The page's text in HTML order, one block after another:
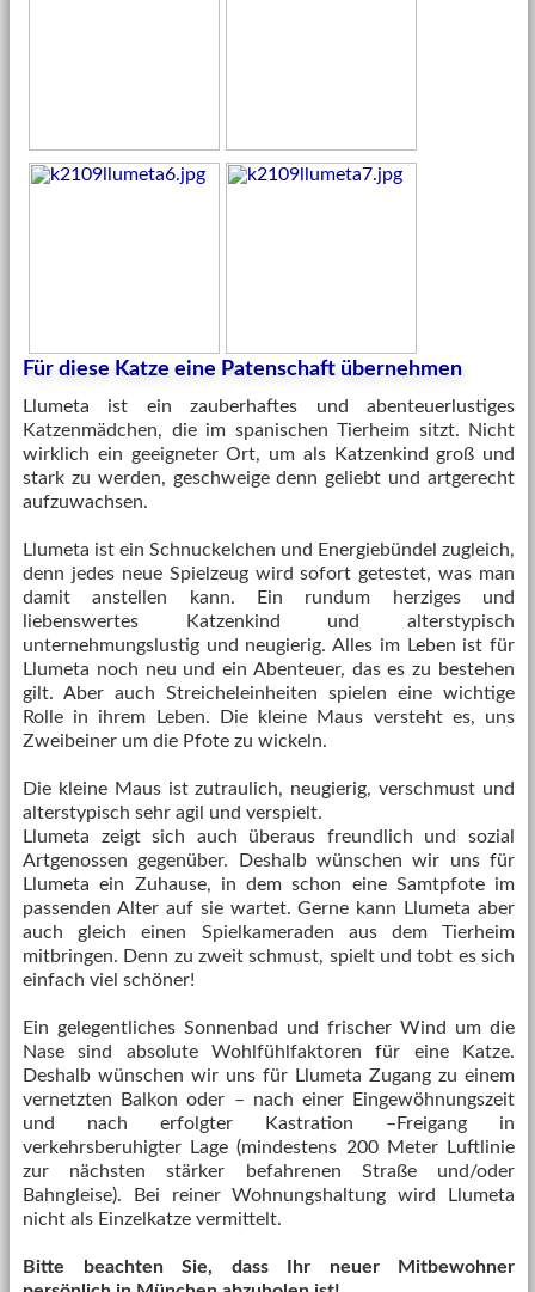
Für diese Katze eine Patenschaft übernehmen
Llumeta ist ein zauberhaftes und abenteuerlustiges
Katzenmädchen, die im spanischen Tierheim sitzt. Nicht
wirklich ein geeigneter Ort, um als Katzenkind groß und
stark zu werden, geschweige denn geliebt und artgerecht
aufzuwachsen.
Llumeta ist ein Schnuckelchen und Energiebündel zugleich,
denn jedes neue Spielzeug wird sofort getestet, was man
damit anstellen kann. Ein rundum herziges und
liebenswertes Katzenkind und alterstypisch
unternehmungslustig und neugierig. Alles im Leben ist für
Llumeta noch neu und ein Abenteuer, das es zu bestehen
gilt. Aber auch Streicheleinheiten spielen eine wichtige
Rolle in ihrem Leben. Die kleine Maus versteht es, uns
Zweibeiner um die Pfote zu wickeln.
Die kleine Maus ist zutraulich, neugierig, verschmust und
alterstypisch sehr agil und verspielt.
Llumeta zeigt sich auch überaus freundlich und sozial
Artgenossen gegenüber. Deshalb wünschen wir uns für
Llumeta ein Zuhause, in dem schon eine Samtpfote im
passenden Alter auf sie wartet. Gerne kann Llumeta aber
auch gleich einen Spielkameraden aus dem Tierheim
mitbringen. Denn zu zweit schmust, spielt und tobt es sich
einfach viel schöner!
Ein gelegentliches Sonnenbad und frischer Wind um die
Nase sind absolute Wohlfühlfaktoren für eine Katze.
Deshalb wünschen wir uns für Llumeta Zugang zu einem
vernetzten Balkon oder – nach einer Eingewöhnungszeit
und nach erfolgter Kastration –Freigang in
verkehrsberuhigter Lage (mindestens 200 Meter Luftlinie
zur nächsten stärker befahrenen Straße und/oder
Bahngleise). Bei reiner Wohnungshaltung wird Llumeta
nicht als Einzelkatze vermittelt.
Bitte beachten Sie, dass Ihr neuer Mitbewohner